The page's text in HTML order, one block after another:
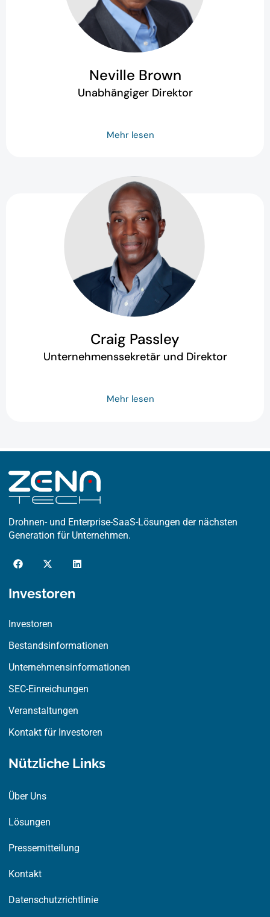
Neville Brown
Unabhängiger Direktor
Mehr lesen
Craig Passley
Unternehmenssekretär und Direktor
Mehr lesen
Drohnen- und Enterprise-SaaS-Lösungen der nächsten
Generation für Unternehmen.
F
a
b
k
X
-
i
e
L
i
Investoren
Investoren
Bestandsinformationen
Unternehmensinformationen
SEC-Einreichungen
Veranstaltungen
Kontakt für Investoren
Nützliche Links
Über Uns
Lösungen
Pressemitteilung
Kontakt
Datenschutzrichtlinie